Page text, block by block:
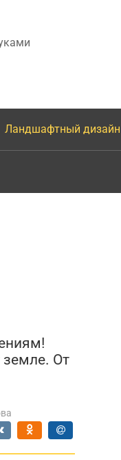
Ландшафтный дизайн
земле. От